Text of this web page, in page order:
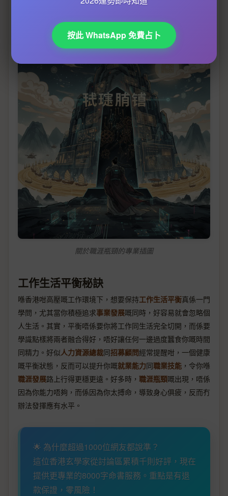
會，你嘅職涯道路一定會更加寬廣同精彩。
關於職涯瓶頸的專業插圖
工作生活平衡秘訣
喺香港咁高壓嘅工作環境下，想要保持工作生活平衡真係一門
學問，尤其當你積極追求事業發展嘅同時，好容易就會忽略個
人生活。其實，平衡唔係要你將工作同生活完全切開，而係要
學識點樣將兩者融合得好，唔好讓任何一邊過度蠶食你嘅時間
同精力。好似人力資源總裁同招募顧問經常提醒咁，一個健康
嘅平衡狀態，反而可以提升你嘅就業能力同職業技能 ，令你喺
職涯發展路上行得更穩更遠。好多時， 職涯瓶頸嘅出現，唔係
因為你能力唔夠，而係因為你太搏命，導致身心俱疲，反而冇
辦法發揮應有水平。
🌟 為什麼超過1000位網友都說準？
這位香港玄學家從討論區累積千則好評，現在
提供更專業的8000字命書服務。重點是有退
款保證，零風險！
按此 WhatsApp 免費占卜